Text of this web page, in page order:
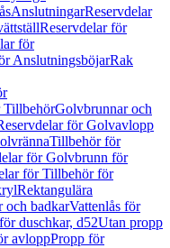
AnslutningarReservdelar
Reservdelar för
för
AnslutningsböjarRak
TillbehörGolvbrunnar och
för Golvavlopp
Tillbehör för
för Golvbrunn för
för Tillbehör för
Rektangulära
och badkarVattenlås för
duschkar, d52Utan propp
avloppPropp för